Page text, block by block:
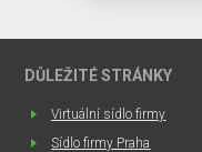
DŮLEŽITÉ STRÁNKY
Virtuální sídlo firmy
Sídlo firmy Praha